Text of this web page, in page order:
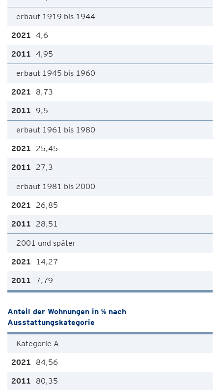
erbaut 1919 bis 1944
4,6
4,95
erbaut 1945 bis 1960
8,73
9,5
erbaut 1961 bis 1980
25,45
27,3
erbaut 1981 bis 2000
26,85
28,51
2001 und später
14,27
7,79
Anteil der Wohnungen in % nach
Ausstattungskategorie
Kategorie A
84,56
80,35